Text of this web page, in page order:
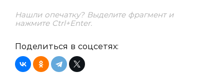
Нашли опечатку? Выделите фрагмент и
нажмите Ctrl+Enter.
Поделиться в соцсетях: